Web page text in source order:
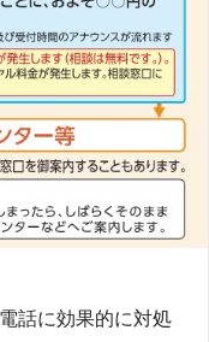
話に効果的に対処